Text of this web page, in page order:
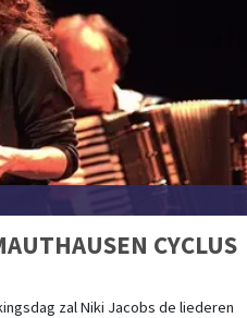
CYCLUS
zal Niki Jacobs de liederen